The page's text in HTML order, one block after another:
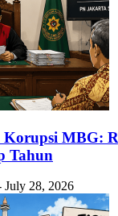
Korupsi MBG:
Tahun
July 28, 2026